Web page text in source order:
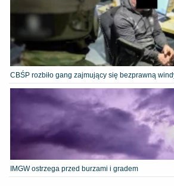
CBŚP rozbiło gang zajmujący się bezprawną
IMGW ostrzega przed burzami i gradem